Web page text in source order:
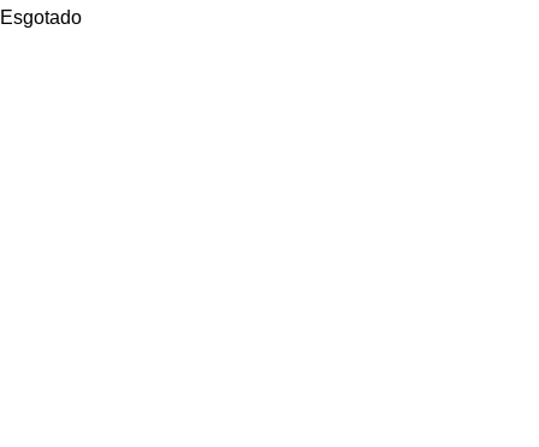
Esgotado